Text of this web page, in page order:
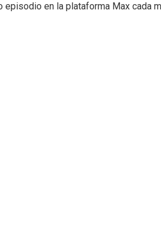
en la plataforma Max cada